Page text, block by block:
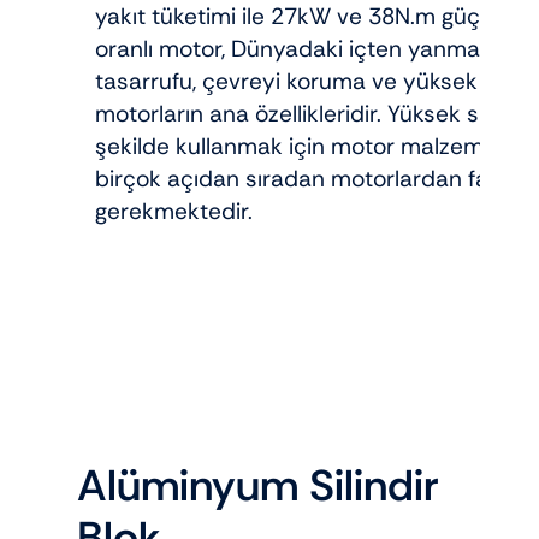
yakıt tüketimi ile 27kW ve 38N.m güç
oranlı motor, Dünyadaki içten yanmalı
tasarrufu, çevreyi koruma ve yüksek
motorların ana özellikleridir. Yüksek
şekilde kullanmak için motor malzemeleri,
birçok açıdan sıradan motorlardan farklı
gerekmektedir.
Alüminyum Silindir